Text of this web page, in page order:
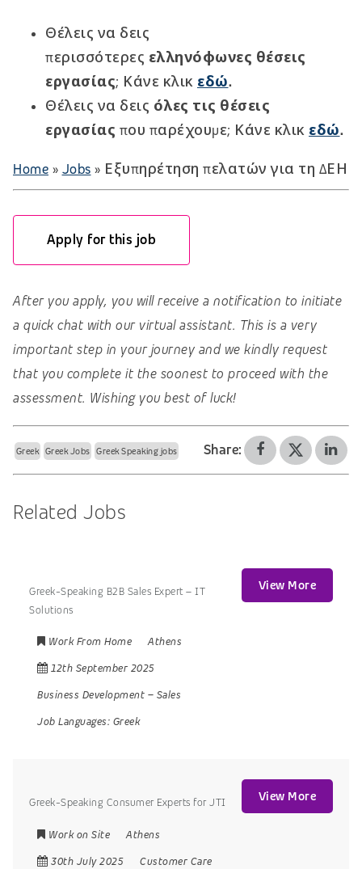
Θέλεις να δεις
περισσότερες ελληνόφωνες θέσεις
εργασίας; Κάνε κλικ εδώ.
Θέλεις να δεις όλες τις θέσεις
εργασίας που παρέχουμε; Κάνε κλικ εδώ.
Home » Jobs » Εξυπηρέτηση πελατών για τη ΔΕΗ
Apply for this job
After you apply, you will receive a notification to initiate
a quick chat with our virtual assistant. This is a very
important step in your journey and we kindly request
that you complete it the soonest to proceed with the
assessment. Wishing you best of luck!
Greek Greek Jobs Greek Speaking jobs Share:
Related Jobs
Greek-Speaking B2B Sales Expert – IT
Solutions
Work From Home
Athens
12th September 2025
Business Development – Sales
Job Languages: Greek
View More
Greek-Speaking Consumer Experts for JTI
Work on Site
Athens
30th July 2025
Customer Care
View More